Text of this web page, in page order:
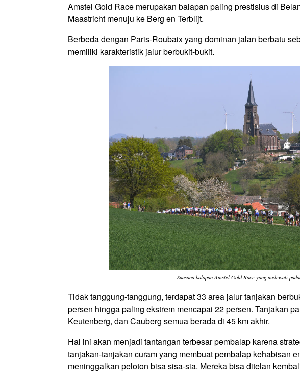
Amstel Gold Race merupakan balapan paling prestisius di
Maastricht menuju ke Berg en Terblijt.
Berbeda dengan Paris-Roubaix yang dominan jalan berbatu
memiliki karakteristik jalur berbukit-bukit.
Suasana balapan Amstel Gold Race yang melewati
Tidak tanggung-tanggung, terdapat 33 area jalur tanjakan
persen hingga paling ekstrem mencapai 22 persen. Tanjakan
Keutenberg, dan Cauberg semua berada di 45 km akhir.
Hal ini akan menjadi tantangan terbesar pembalap karena
tanjakan-tanjakan curam yang membuat pembalap kehabisan
meninggalkan peloton bisa sisa-sia. Mereka bisa ditelan